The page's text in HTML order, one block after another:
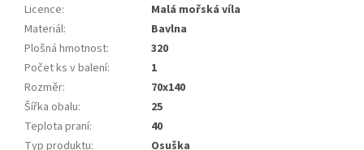
Licence:
Malá mořská víla
Materiál:
Bavlna
Plošná hmotnost:
320
Počet ks v balení:
1
Rozměr:
70x140
Šířka obalu:
25
Teplota praní:
40
Typ produktu: Osuška